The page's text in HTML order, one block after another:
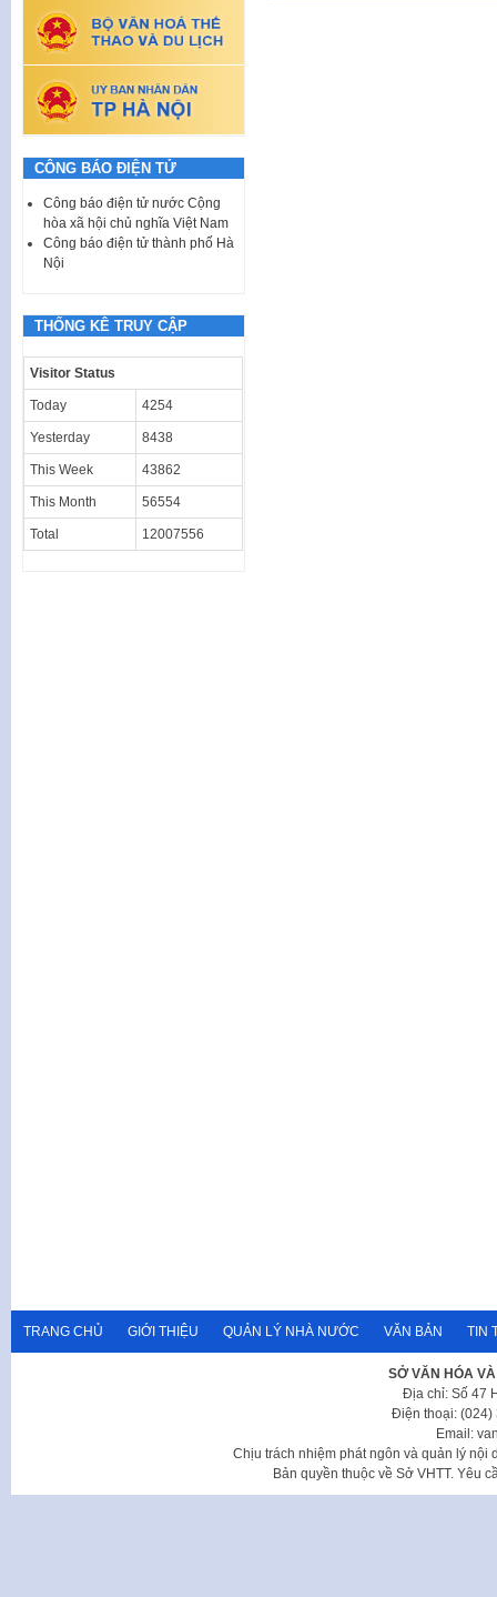
CÔNG BÁO ĐIỆN TỬ
Công báo điện tử nước Cộng
hòa xã hội chủ nghĩa Việt Nam
Công báo điện tử thành phố Hà
Nội
THỐNG KÊ TRUY CẬP
Visitor Status
Today 4254
Yesterday 8438
This Week 43862
This Month 56554
Total 12007556
TRANG CHỦ GIỚI THIỆU QUẢN LÝ NHÀ NƯỚC VĂN BẢN TIN
SỞ VĂN HÓA
Địa chỉ: Số 47
Điện thoại: (024)
Email:
Chịu trách nhiệm phát ngôn và quản lý nội
Bản quyền thuộc về Sở VHTT. Yêu